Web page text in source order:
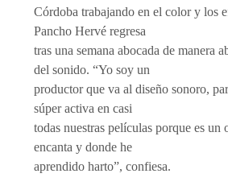
Córdoba trabajando en el color y los
Pancho Hervé regresa
tras una semana abocada de manera
del sonido. “Yo soy un
productor que va al diseño sonoro,
súper activa en casi
todas nuestras películas porque es un
encanta y donde he
aprendido harto”, confiesa.